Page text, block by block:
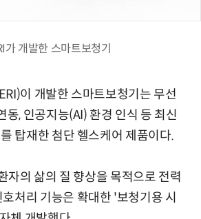
가 개발한 스마트보청기
이 개발한 스마트보청기는 무선
동, 인공지능(AI) 환경 인식 등 최신
탑재한 첨단 헬스케어 제품이다.
자의 삶의 질 향상을 목적으로 전력
처리 기능은 확대한 '보청기용 시